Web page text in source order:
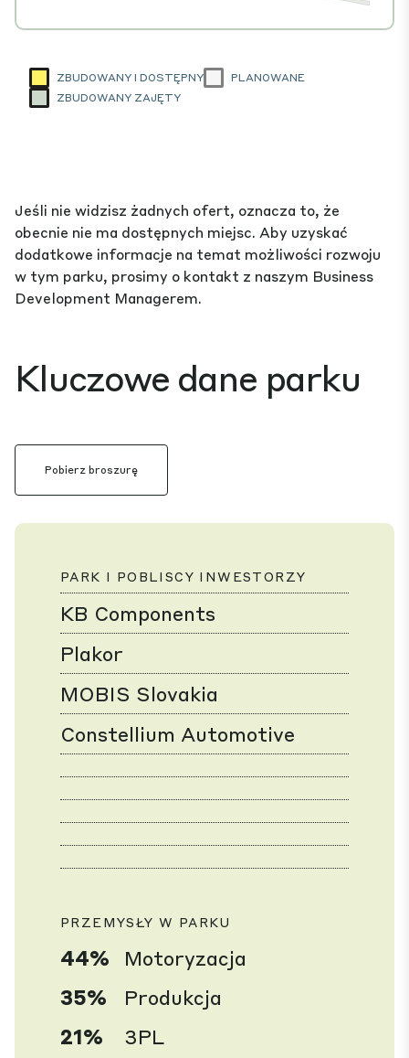
ZBUDOWANY I DOSTĘPNY
PLANOWANE
ZBUDOWANY ZAJĘTY
Jeśli nie widzisz żadnych ofert, oznacza to, że
obecnie nie ma dostępnych miejsc. Aby uzyskać
dodatkowe informacje na temat możliwości rozwoju
w tym parku, prosimy o kontakt z naszym Business
Development Managerem.
Kluczowe dane parku
Pobierz broszurę
PARK I POBLISCY INWESTORZY
KB Components
Plakor
MOBIS Slovakia
Constellium Automotive
PRZEMYSŁY W PARKU
44%
Motoryzacja
35%
Produkcja
21%
3PL